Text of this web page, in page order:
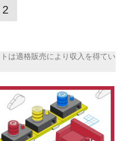
2
は適格販売により収入を得てい